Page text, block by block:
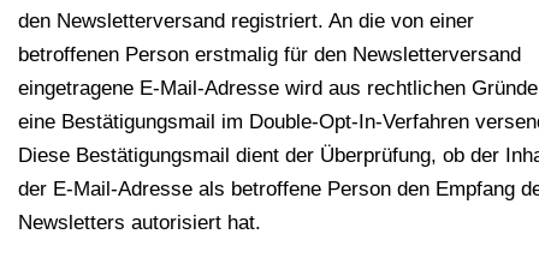
den Newsletterversand registriert. An die von einer
betroffenen Person erstmalig für den Newsletterversand
eingetragene E-Mail-Adresse wird aus rechtlichen
eine Bestätigungsmail im Double-Opt-In-Verfahren
Diese Bestätigungsmail dient der Überprüfung, ob der
der E-Mail-Adresse als betroffene Person den Empfang
Newsletters autorisiert hat.